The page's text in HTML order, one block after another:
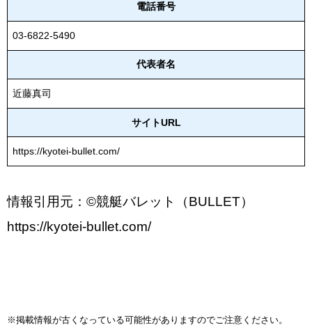
電話番号
03-6822-5490
代表者名
近藤真司
サイトURL
https://kyotei-bullet.com/
情報引用元：©競艇バレット（BULLET）
https://kyotei-bullet.com/
※掲載情報が古くなっている可能性がありますのでご注意ください。